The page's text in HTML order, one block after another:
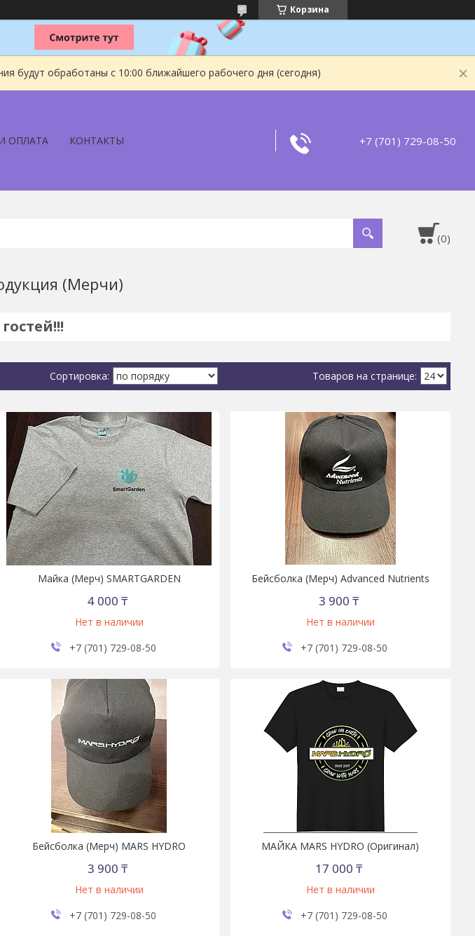
Корзина
будут обработаны с 10:00 ближайшего рабочего дня (сегодня)
ОПЛАТА КОНТАКТЫ +7 (701) 729-08-50
(Мерчи)
Майка (Мерч) SMARTGARDEN
4 000 ₸
Нет в наличии
+7 (701) 729-08-50
Бейсболка (Мерч) Advanced Nutrients
3 900 ₸
Нет в наличии
+7 (701) 729-08-50
Бейсболка (Мерч) MARS HYDRO
3 900 ₸
Нет в наличии
+7 (701) 729-08-50
МАЙКА MARS HYDRO (Оригинал)
17 000 ₸
Нет в наличии
+7 (701) 729-08-50